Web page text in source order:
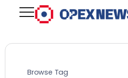
Browse Tag